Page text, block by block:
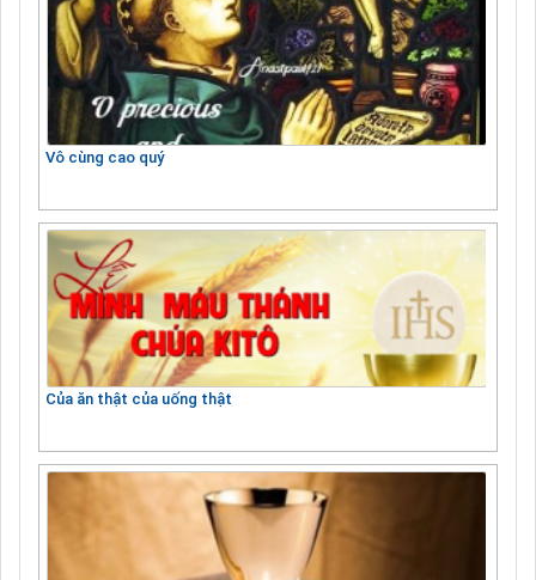
Vô cùng cao quý
Của ăn thật của uống thật